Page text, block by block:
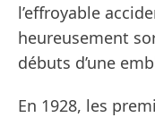
l’effroyable
heureusement
débuts d’une
En 1928, les